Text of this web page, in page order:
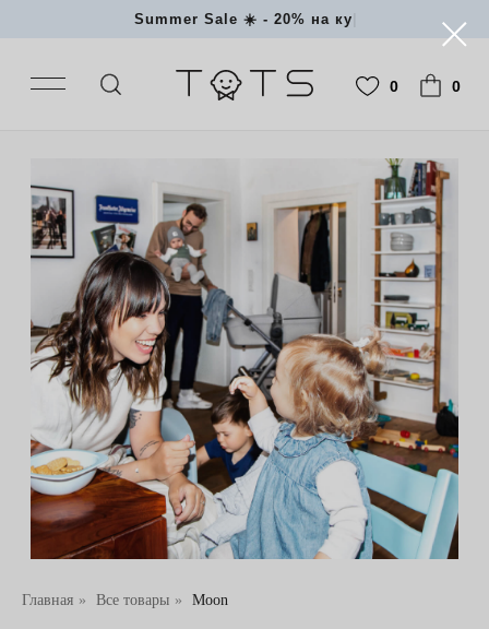
Summer Sale ☀️ - 2|
Главная » Все товары » Moon